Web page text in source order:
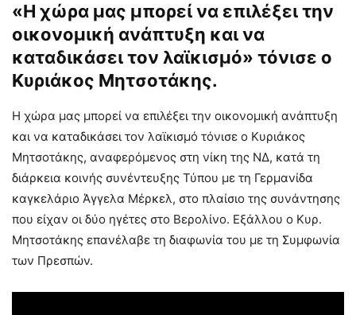
«Η χώρα μας μπορεί να επιλέξει την
οικονομική ανάπτυξη και να
καταδικάσει τον λαϊκισμό» τόνισε ο
Κυριάκος Μητσοτάκης.
Η χώρα μας μπορεί να επιλέξει την οικονομική ανάπτυξη
και να καταδικάσει τον λαϊκισμό τόνισε ο Κυριάκος
Μητσοτάκης, αναφερόμενος στη νίκη της ΝΔ, κατά τη
διάρκεια κοινής συνέντευξης Τύπου με τη Γερμανίδα
καγκελάριο Άγγελα Μέρκελ, στο πλαίσιο της συνάντησης
που είχαν οι δύο ηγέτες στο Βερολίνο. Εξάλλου ο Κυρ.
Μητσοτάκης επανέλαβε τη διαφωνία του με τη Συμφωνία
των Πρεσπών.